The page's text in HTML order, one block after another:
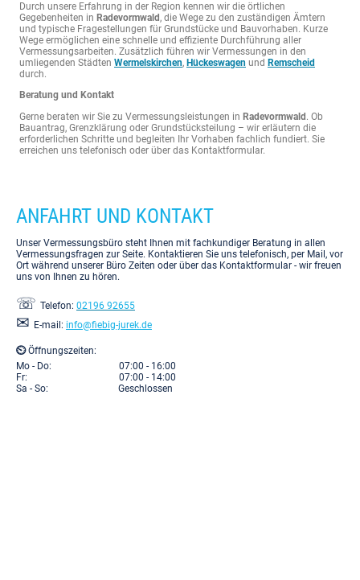
Durch unsere Erfahrung in der Region kennen wir die örtlichen
Gegebenheiten in Radevormwald, die Wege zu den zuständigen Ämtern
und typische Fragestellungen für Grundstücke und Bauvorhaben. Kurze
Wege ermöglichen eine schnelle und effiziente Durchführung aller
Vermessungsarbeiten. Zusätzlich führen wir Vermessungen in den
umliegenden Städten Wermelskirchen, Hückeswagen und Remscheid
durch.
Beratung und Kontakt
Gerne beraten wir Sie zu Vermessungsleistungen in Radevormwald. Ob
Bauantrag, Grenzklärung oder Grundstücksteilung – wir erläutern die
erforderlichen Schritte und begleiten Ihr Vorhaben fachlich fundiert. Sie
erreichen uns telefonisch oder über das Kontaktformular.
ANFAHRT UND KONTAKT
Unser Vermessungsbüro steht Ihnen mit fachkundiger Beratung in allen
Vermessungsfragen zur Seite. Kontaktieren Sie uns telefonisch, per Mail, vor
Ort während unserer Büro Zeiten oder über das Kontaktformular - wir freuen
uns von Ihnen zu hören.
☏ Telefon: 02196 92655
✉ E-mail: info@fiebig-jurek.de
⏲Öffnungszeiten:
Mo - Do: 07:00 - 16:00
Fr: 07:00 - 14:00
Sa - So: Geschlossen